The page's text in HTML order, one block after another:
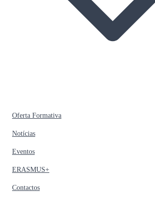
Oferta Formativa
Notícias
Eventos
ERASMUS+
Contactos